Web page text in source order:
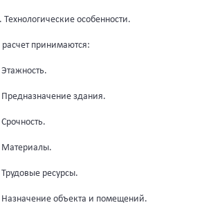
Технологические особенности.
расчет принимаются:
Предназначение здания.
Материалы.
Трудовые ресурсы.
Назначение объекта и помещений.